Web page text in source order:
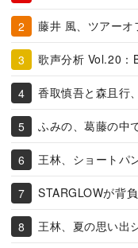
藤井 風、ツアーオ
歌声分析 Vol.20：
香取慎吾と森且行
ふみの、葛藤の中
王林、ショートパ
STARGLOWが背
王林、夏の思い出